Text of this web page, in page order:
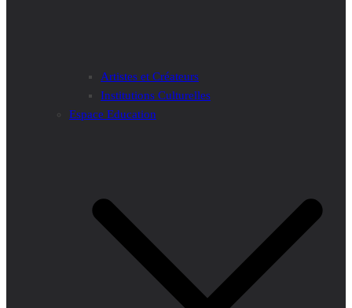
Artistes et Créateurs
Institutions Culturelles
Espace Education